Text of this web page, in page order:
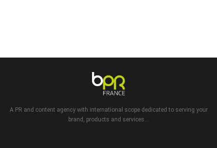
A PR and content agency with international scope dedicated to serving your
brand, products and services...